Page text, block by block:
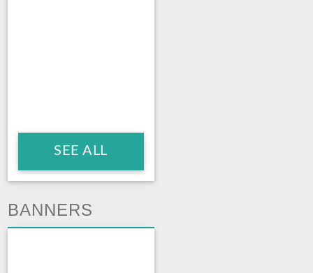
SEE ALL
BANNERS